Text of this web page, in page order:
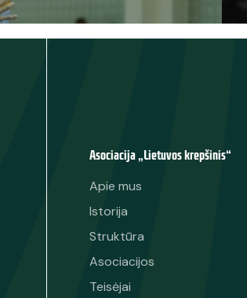
Asociacija „Lietuvos krepšinis“
Apie mus
Istorija
Struktūra
Asociacijos
Teisėjai